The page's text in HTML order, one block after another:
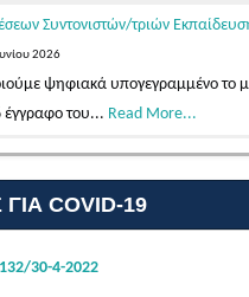
έγγραφο του...Read More...
ΑΠΟΣΠΑΣΜΕΝΩΝ ΜΕΛΩΝ
2026
μονίμων...
Συντονιστών/τριών
2026
ψηφιακά υπογεγραμμένο το
του... Read More...
COVID-19
30-4-2022